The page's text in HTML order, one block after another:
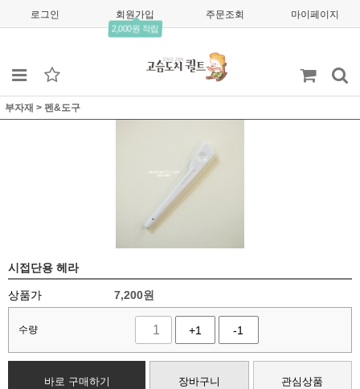
로그인 회원가입
2,000원 적립
주문조회 마이페이지
부자재 > 펜&도구
시접단용 헤라
상품가 7,200원
수량 +1 -1
바로 구매하기 장바구니 관심상품